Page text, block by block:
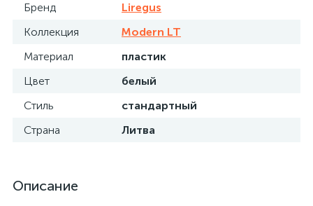
Бренд
Liregus
Коллекция
Modern LT
Материал
пластик
Цвет
белый
Стиль
стандартный
Страна
Литва
Описание